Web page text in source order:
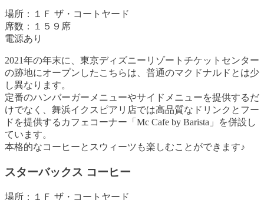
場所：１Ｆ ザ・コートヤード
席数：１５９席
電源あり
2021年の年末に、東京ディズニーリゾートチケットセンター
の跡地にオープンしたこちらは、普通のマクドナルドとは少
し異なります。
定番のハンバーガーメニューやサイドメニューを提供するだ
けでなく、舞浜イクスピアリ店では高品質なドリンクとフー
ドを提供するカフェコーナー「Mc Cafe by Barista」を併設し
ています。
本格的なコーヒーとスウィーツも楽しむことができます♪
スターバックス コーヒー
場所：１Ｆ ザ・コートヤード